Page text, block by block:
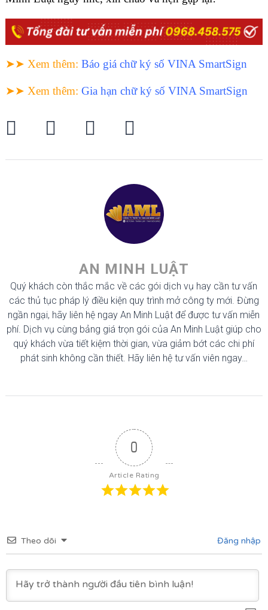
➤➤ Xem thêm: Báo giá chữ ký số VINA SmartSign
➤➤ Xem thêm: Gia hạn chữ ký số VINA SmartSign
AN MINH LUẬT
Quý khách còn thắc mắc về các gói dịch vụ hay cần tư vấn
các thủ tục pháp lý điều kiện quy trình mở công ty mới. Đừng
ngần ngại, hãy liên hệ ngay An Minh Luật để được tư vấn miễn
phí. Dịch vụ cùng bảng giá trọn gói của An Minh Luật giúp cho
quý khách vừa tiết kiệm thời gian, vừa giảm bớt các chi phí
phát sinh không cần thiết. Hãy liên hệ tư vấn viên ngay…
0
Article Rating
Theo dõi Đăng nhập